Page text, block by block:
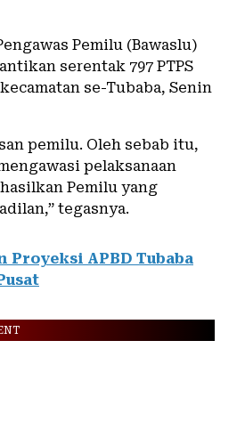
Pemilu (Bawaslu)
serentak 797 PTPS
se-Tubaba, Senin
pemilu. Oleh sebab itu,
pelaksanaan
Pemilu yang
tegasnya.
Proyeksi APBD Tubaba